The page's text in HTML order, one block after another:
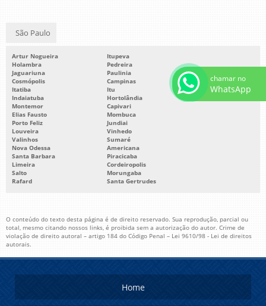
São Paulo
Artur Nogueira
Itupeva
Holambra
Pedreira
Jaguariuna
Paulinia
Cosmópolis
Campinas
Itatiba
Itu
Indaiatuba
Hortolândia
Montemor
Capivari
Elias Fausto
Mombuca
Porto Feliz
Jundiai
Louveira
Vinhedo
Valinhos
Sumaré
Nova Odessa
Americana
Santa Barbara
Piracicaba
Limeira
Cordeiropolis
Salto
Morungaba
Rafard
Santa Gertrudes
O conteúdo do texto desta página é de direito reservado. Sua reprodução, parcial ou
total, mesmo citando nossos links, é proibida sem a autorização do autor. Crime de
violação de direito autoral – artigo 184 do Código Penal – Lei 9610/98 - Lei de direitos
autorais.
Home
chamar no
WhatsApp